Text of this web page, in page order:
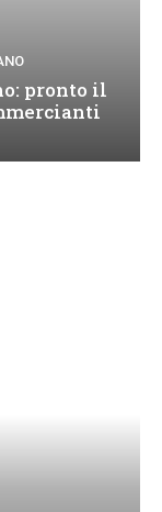
pronto il